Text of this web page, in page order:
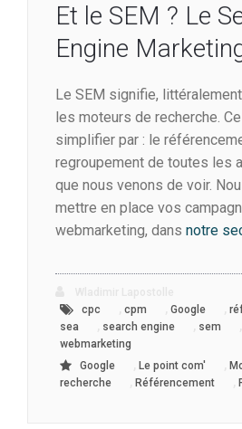
Et le SEM ? Le
Engine
Le SEM signifie,
les moteurs de recherche.
simplifier par : le
regroupement de toutes les
que nous venons de voir.
mettre en place vos
webmarketing, dans notre
cpc
cpm Google
sea search engine sem
webmarketing
Google
Le point com'
recherche
Référencement